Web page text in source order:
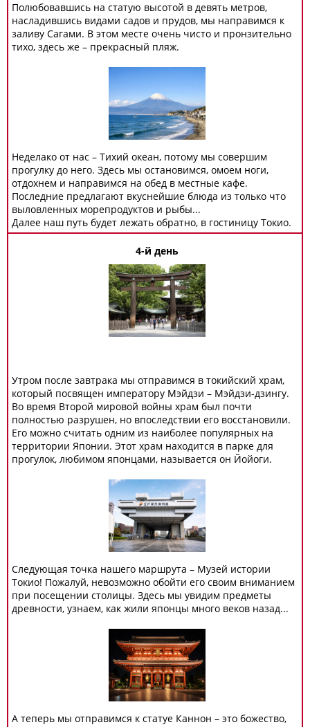
Полюбовавшись на статую высотой в девять метров,
насладившись видами садов и прудов, мы направимся к
заливу Сагами. В этом месте очень чисто и пронзительно
тихо, здесь же – прекрасный пляж.
Неделако от нас – Тихий океан, потому мы совершим
прогулку до него. Здесь мы остановимся, омоем ноги,
отдохнем и направимся на обед в местные кафе.
Последние предлагают вкуснейшие блюда из только что
выловленных морепродуктов и рыбы...
Далее наш путь будет лежать обратно, в гостиницу Токио.
4-й день
Утром после завтрака мы отправимся в токийский храм,
который посвящен императору Мэйдзи – Мэйдзи-дзингу.
Во время Второй мировой войны храм был почти
полностью разрушен, но впоследствии его восстановили.
Его можно считать одним из наиболее популярных на
территории Японии. Этот храм находится в парке для
прогулок, любимом японцами, называется он Йойоги.
Следующая точка нашего маршрута – Музей истории
Токио! Пожалуй, невозможно обойти его своим вниманием
при посещении столицы. Здесь мы увидим предметы
древности, узнаем, как жили японцы много веков назад...
А теперь мы отправимся к статуе Каннон – это божество,